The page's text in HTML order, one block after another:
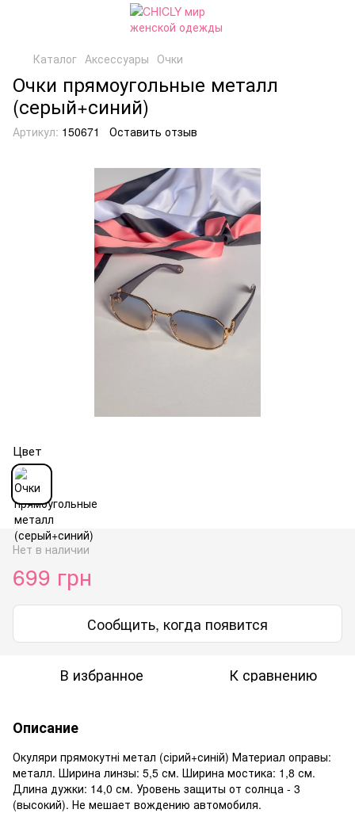
Каталог Аксессуары Очки
Очки прямоугольные металл
(серый+синий)
Артикул: 150671 Оставить отзыв
Цвет
Нет в наличии
699 грн
Сообщить, когда появится
В избранное К сравнению
Описание
Окуляри прямокутні метал (сірий+синій) Материал оправы:
металл. Ширина линзы: 5,5 см. Ширина мостика: 1,8 см.
Длина дужки: 14,0 см. Уровень защиты от солнца - 3
(высокий). Не мешает вождению автомобиля.